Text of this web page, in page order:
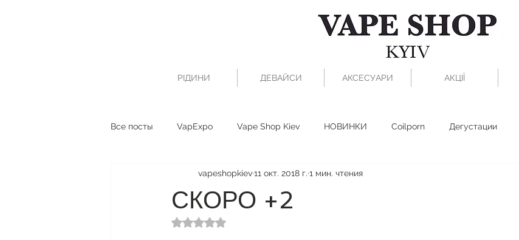
РІДИНИ ДЕВАЙСИ АКСЕСУАРИ АКЦІЇ
Все посты VapExpo Vape Shop Kiev НОВИНКИ Coilporn Дегустации
СКОРО +2
vapeshopkiev11 окт. 2018 г. 1 мин. чтения
Оценка: не число из 5 звезд.